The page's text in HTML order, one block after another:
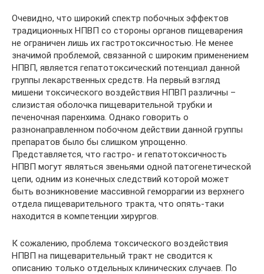
Очевидно, что широкий спектр побочных эффектов
традиционных НПВП со стороны органов пищеварения
не ограничен лишь их гастротоксичностью. Не менее
значимой проблемой, связанной с широким применением
НПВП, является гепатотоксический потенциал данной
группы лекарственных средств. На первый взгляд
мишени токсического воздействия НПВП различны –
слизистая оболочка пищеварительной трубки и
печеночная паренхима. Однако говорить о
разнонаправленном побочном действии данной группы
препаратов было бы слишком упрощенно.
Представляется, что гастро- и гепатотоксичность
НПВП могут являться звеньями одной патогенетической
цепи, одним из конечных следствий которой может
быть возникновение массивной геморрагии из верхнего
отдела пищеварительного тракта, что опять-таки
находится в компетенции хирургов.
К сожалению, проблема токсического воздействия
НПВП на пищеварительный тракт не сводится к
описанию только отдельных клинических случаев. По